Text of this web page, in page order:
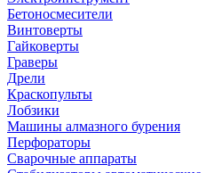
Бетоносмесители
Винтоверты
Гайковерты
Граверы
Дрели
Краскопульты
Лобзики
Машины алмазного бурения
Перфораторы
Сварочные аппараты